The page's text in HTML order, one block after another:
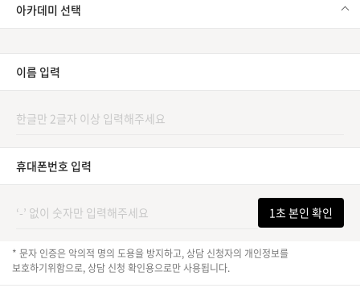
아카데미 선택
이름 입력
휴대폰번호 입력
1초 본인 확인
* 문자 인증은 악의적 명의 도용을 방지하고, 상담 신청자의 개인정보를
보호하기위함으로, 상담 신청 확인용으로만 사용됩니다.